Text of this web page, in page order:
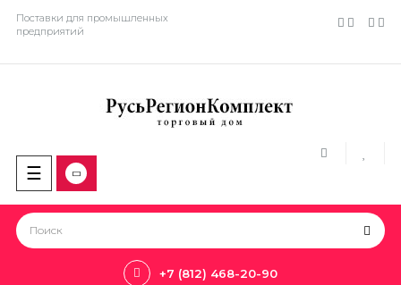
Поставки для промышленных
предприятий
Toggle
navigation
☰
+7 (812) 468-20-90